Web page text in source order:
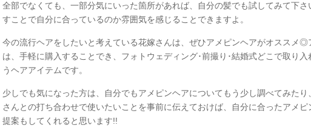
全部でなくても、一部分気にいった箇所があれば、自分の髪でも試してみて下
すことで自分に合っているのか雰囲気を感じることできますよ。
今の流行ヘアをしたいと考えている花嫁さんは、ぜひアメピンヘアがオススメ◎
は、手軽に購入することでき、フォトウェディング･前撮り･結婚式どこで取り入
うヘアアイテムです。
少しでも気になった方は、自分でもアメピンヘアについてもう少し調べてみたり
さんとの打ち合わせで使いたいことを事前に伝えておけば、自分に合ったアメピ
提案もしてくれると思います!!